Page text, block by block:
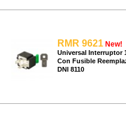
RMR 9621 New!
Universal Interruptor
Con Fusible
DNI 8110